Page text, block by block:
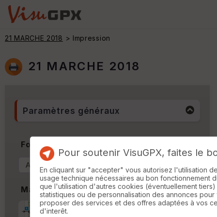
21 MARCHE 2018 > Impression
21 MARCHE 2018
Paramètres généraux
Format & Orientation
Marges
Pour soutenir VisuGPX, faites le
En cliquant sur "accepter" vous autorisez l'utilisation
usage technique nécessaires au bon fonctionnement
que l'utilisation d'autres cookies (éventuellement
statistiques ou de personnalisation des annonces pour
proposer des services et des offres adaptées à vos
d'interêt.